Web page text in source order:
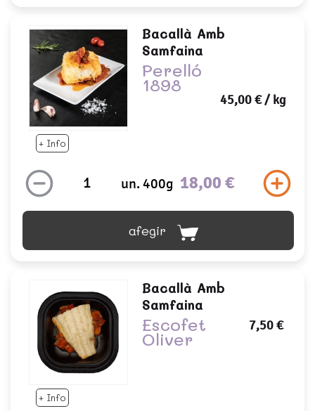
+ Info
Bacallà Amb
Samfaina
Perelló
1898
45,00 €/ kg
un. 400g 18,00 €
afegir
+ Info
Bacallà Amb
Samfaina
Escofet
Oliver
7,50 €